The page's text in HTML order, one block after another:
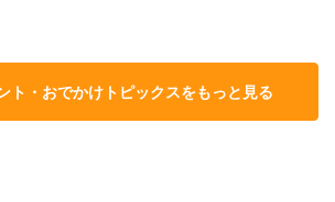
ト・おでかけトピックスをもっと見る